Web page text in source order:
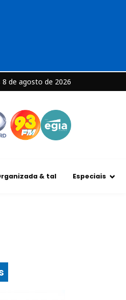
8 de agosto de 2026
& tal Especiais